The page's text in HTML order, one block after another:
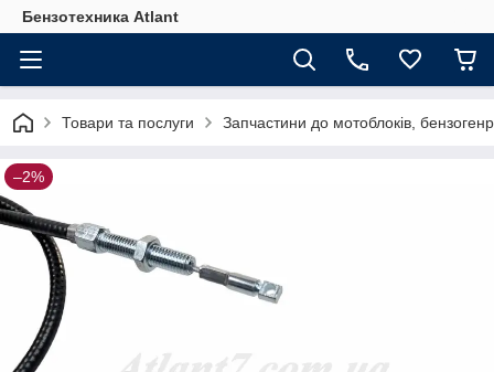
Бензотехника Atlant
Товари та послуги Запчастини до мотоблоків,
–2%